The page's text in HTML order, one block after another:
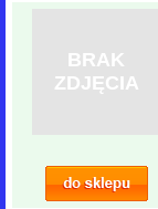
BRAK
ZDJĘCIA